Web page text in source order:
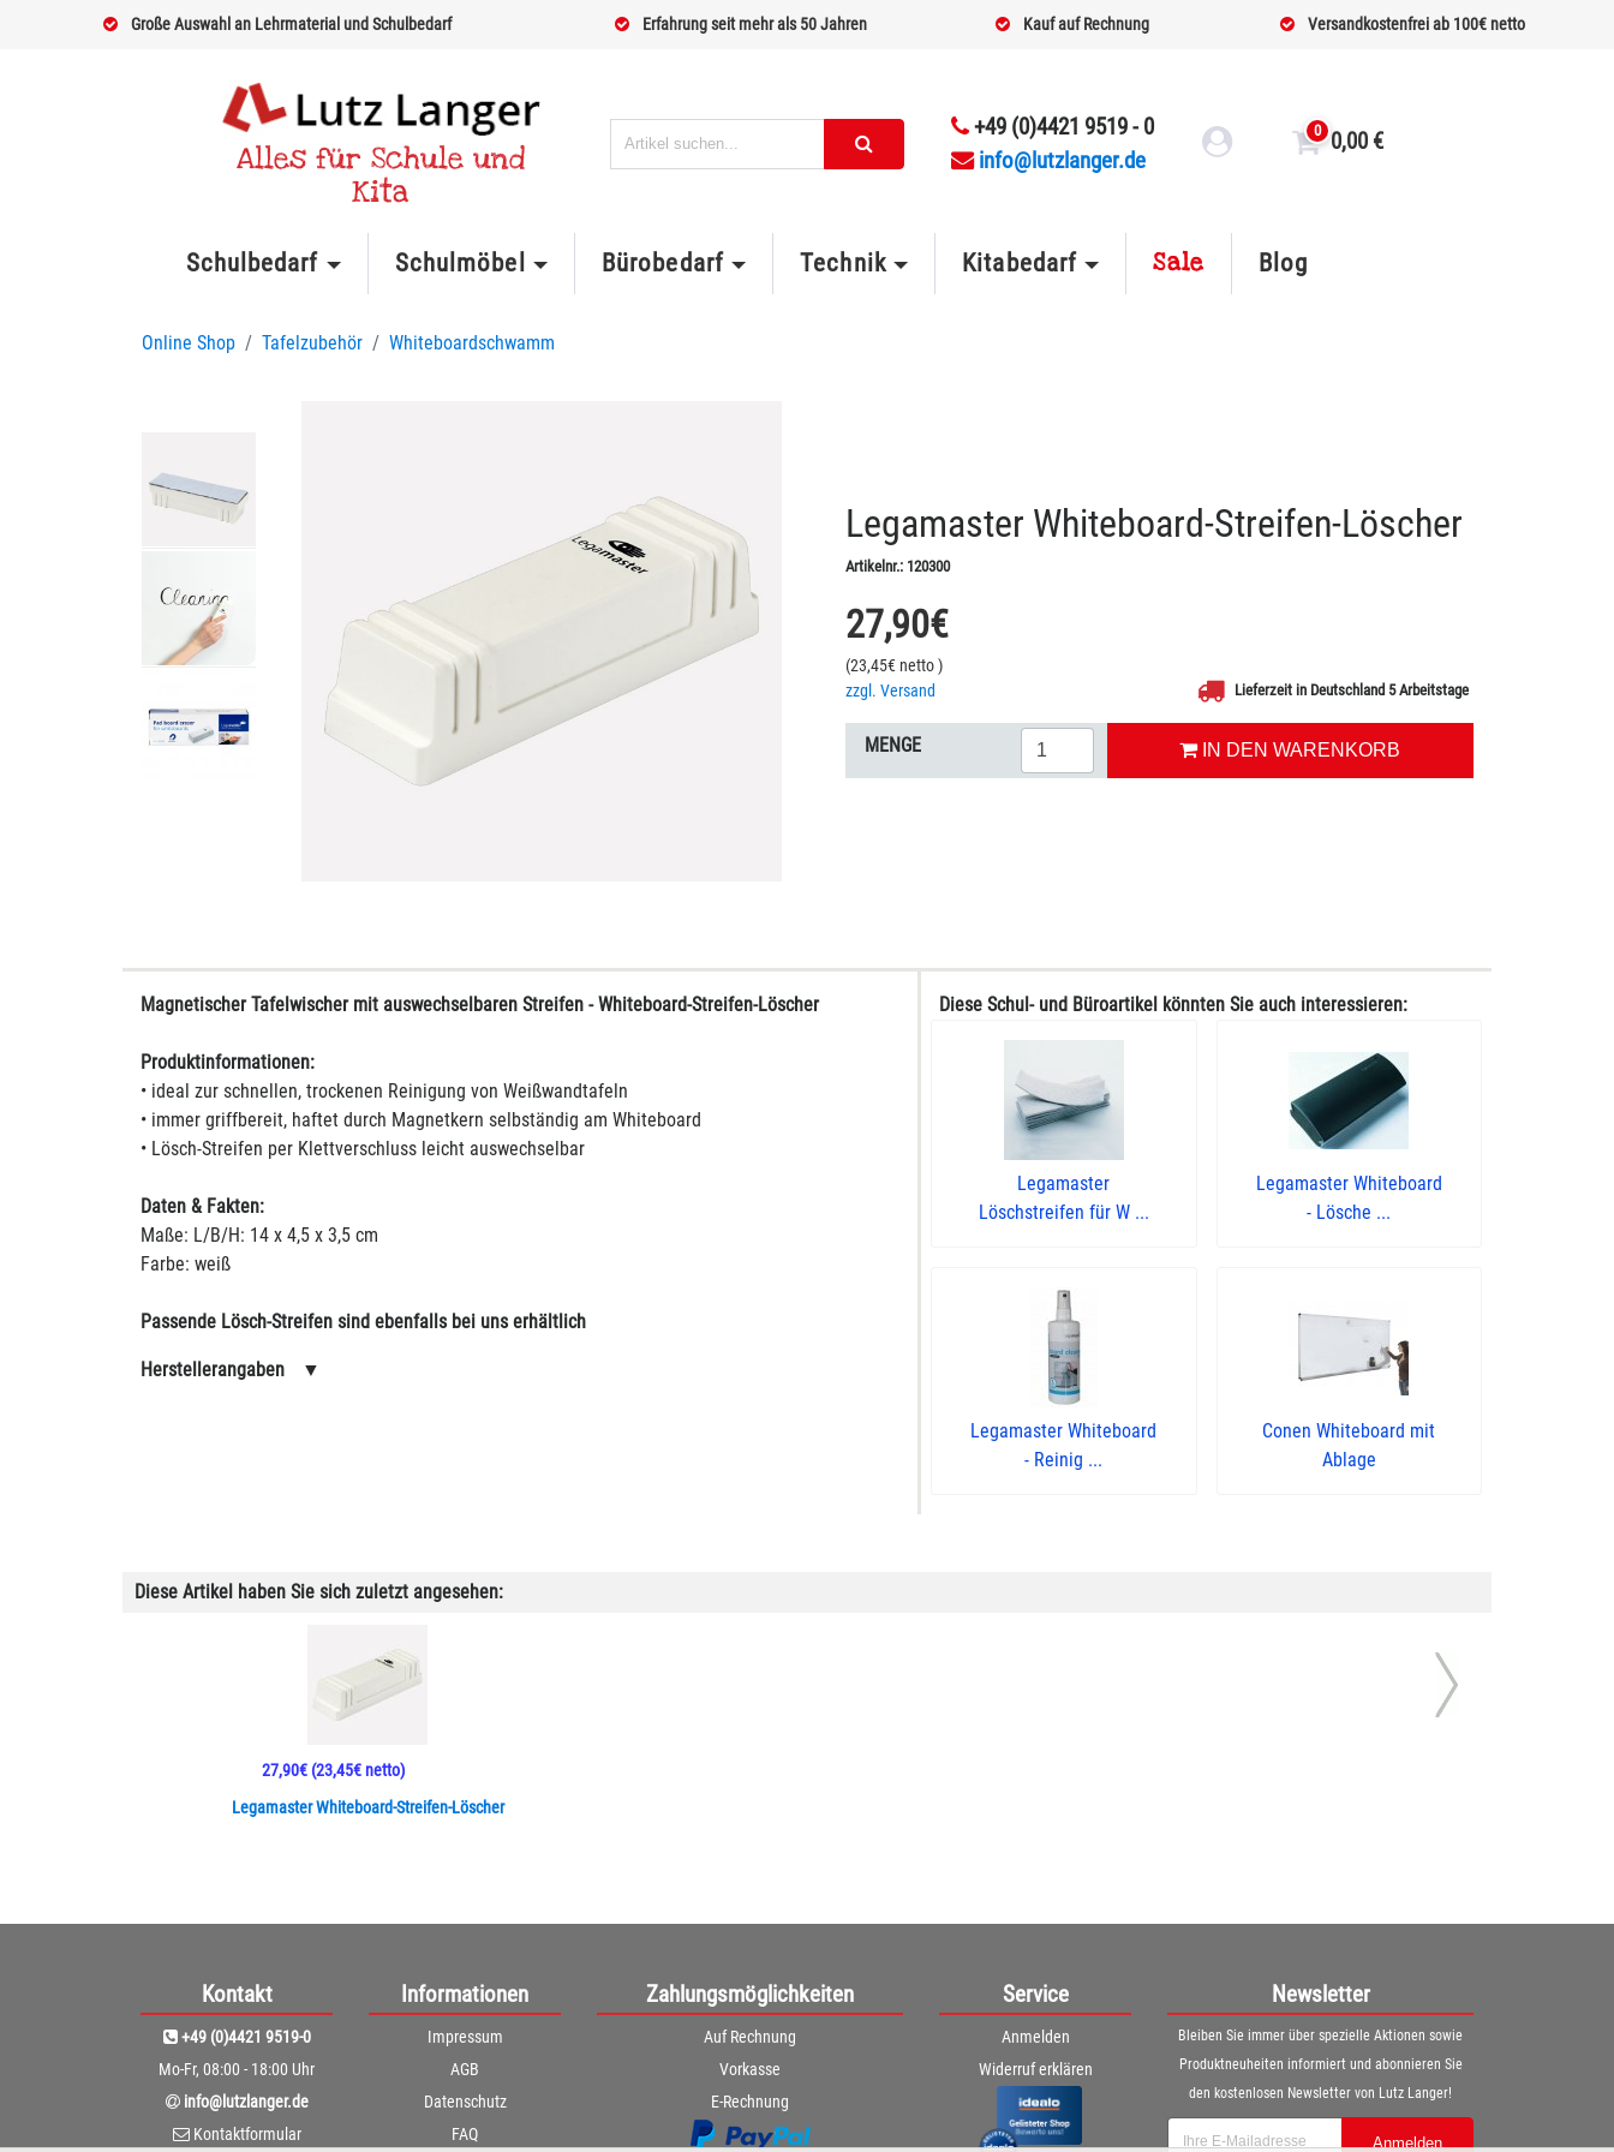
Große Auswahl an Lehrmaterial und Schulbedarf Erfahrung seit mehr als 50 Jahren Kauf auf Rechnung Versandkostenfrei ab 100€ netto
Alles für Schule und
Kita
+49 (0)4421 9519 - 0
info@lutzlanger.de
0 0,00 €
Schulbedarf Schulmöbel Bürobedarf Technik Kitabedarf Sale Blog
Online Shop Tafelzubehör Whiteboardschwamm
Legamaster Whiteboard-Streifen-Löscher
Artikelnr.: 120300
27,90€
(23,45€ netto)
zzgl. Versand
Lieferzeit in Deutschland 5 Arbeitstage
MENGE IN DEN WARENKORB
Magnetischer Tafelwischer mit auswechselbaren Streifen - Whiteboard-Streifen-Löscher
Produktinformationen:
• ideal zur schnellen, trockenen Reinigung von Weißwandtafeln
• immer griffbereit, haftet durch Magnetkern selbständig am Whiteboard
• Lösch-Streifen per Klettverschluss leicht auswechselbar
Daten & Fakten:
Maße: L/B/H: 14 x 4,5 x 3,5 cm
Farbe: weiß
Passende Lösch-Streifen sind ebenfalls bei uns erhältlich
Herstellerangaben ▼
Diese Schul- und Büroartikel könnten Sie auch interessieren:
Legamaster
Löschstreifen für W ...
Legamaster Whiteboard
- Lösche ...
Legamaster Whiteboard
- Reinig ...
Conen Whiteboard mit
Ablage
Diese Artikel haben Sie sich zuletzt angesehen:
Legamaster Whiteboard-Streifen-Löscher
27,90€(23,45€ netto)
Kontakt
+49 (0)4421 9519-0
Mo-Fr, 08:00 - 18:00 Uhr
info@lutzlanger.de
Kontaktformular
Informationen
Impressum
AGB
Datenschutz
FAQ
Zahlungsmöglichkeiten
Auf Rechnung
Vorkasse
E-Rechnung
Service
Anmelden
Widerruf erklären
Newsletter
Bleiben Sie immer über spezielle Aktionen sowie
Produktneuheiten informiert und abonnieren Sie
den kostenlosen Newsletter von Lutz Langer!
Anmelden